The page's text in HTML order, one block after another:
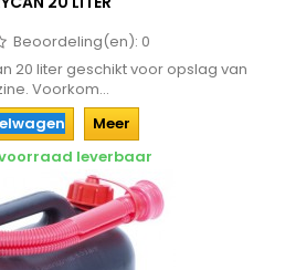
Beoordeling(en): 0
20 liter geschikt voor opslag van
Voorkom...
Meer
leverbaar